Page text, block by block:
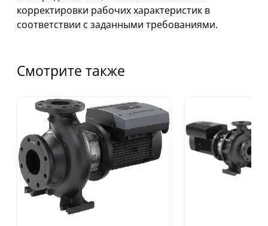
корректировки рабочих характеристик в
соответствии с заданными требованиями.
Смотрите также